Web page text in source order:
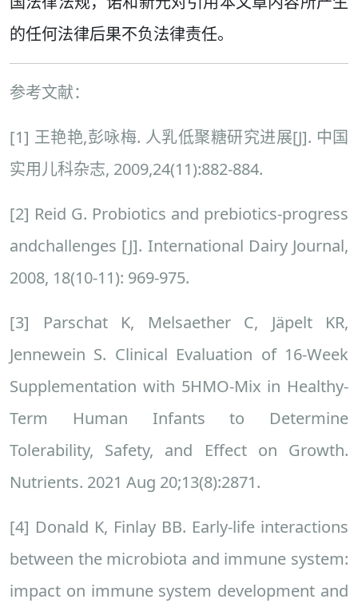
的任何法律后果不负法律责任。
参考文献：
[1] 王艳艳,彭咏梅. 人乳低聚糖研究进展[J]. 中国
实用儿科杂志, 2009,24(11):882-884.
[2] Reid G. Probiotics and prebiotics-progress
andchallenges [J]. International Dairy Journal,
2008, 18(10-11): 969-975.
[3] Parschat K, Melsaether C, Jäpelt KR,
Jennewein S. Clinical Evaluation of 16-Week
Supplementation with 5HMO-Mix in Healthy-
Term Human Infants to Determine
Tolerability, Safety, and Effect on Growth.
Nutrients. 2021 Aug 20;13(8):2871.
[4] Donald K, Finlay BB. Early-life interactions
between the microbiota and immune system:
impact on immune system development and